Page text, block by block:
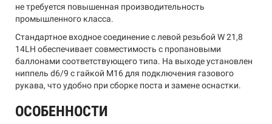
не требуется повышенная производительность
промышленного класса.
Стандартное входное соединение с левой резьбой W 21,8
14LH обеспечивает совместимость с пропановыми
баллонами соответствующего типа. На выходе установлен
ниппель d6/9 с гайкой M16 для подключения газового
рукава, что удобно при сборке поста и замене оснастки.
ОСОБЕННОСТИ